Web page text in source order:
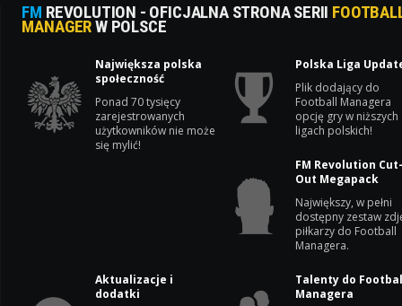
FM REVOLUTION - OFICJALNA STRONA SERII
MANAGERW POLSCE
Największa polska
społeczność
Ponad 70 tysięcy
zarejestrowanych
użytkowników nie może
się mylić!
Polska Liga
Plik dodający do
Football Managera
opcję gry w niższych
ligach polskich!
FM Revolution
Out Megapack
Największy, w pełni
dostępny zestaw
piłkarzy do Football
Managera.
Aktualizacje i
dodatki
Talenty do
Managera